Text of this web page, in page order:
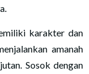
karakter dan
amanah
Sosok dengan